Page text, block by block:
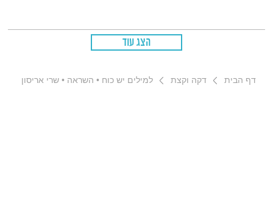
הצג עוד
דף הבית דקה וקצת למילים יש כוח • השראה • שרי אריסון